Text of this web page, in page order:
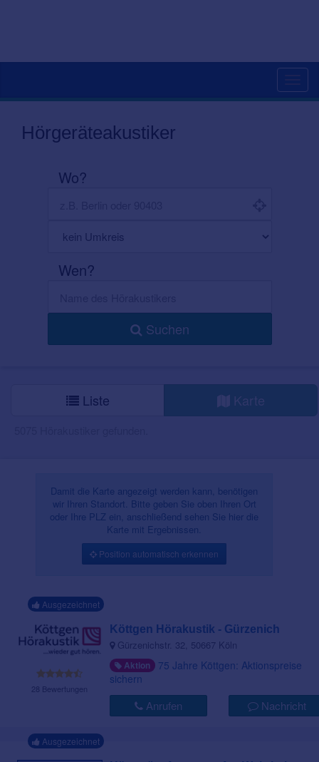
Hörgeräteakustiker
Wo?
Wen?
Suchen
Liste Karte
Damit die Karte angezeigt werden kann, benötigen
wir Ihren Standort. Bitte geben Sie oben Ihren Ort
oder Ihre PLZ ein, anschließend sehen Sie hier die
Karte mit Ergebnissen.
Position automatisch erkennen
Ausgezeichnet
28 Bewertungen
Köttgen Hörakustik - Gürzenich
Gürzenichstr. 32, 50667 Köln
Aktion 75 Jahre Köttgen: Aktionspreise
sichern
Anrufen Nachricht
Ausgezeichnet